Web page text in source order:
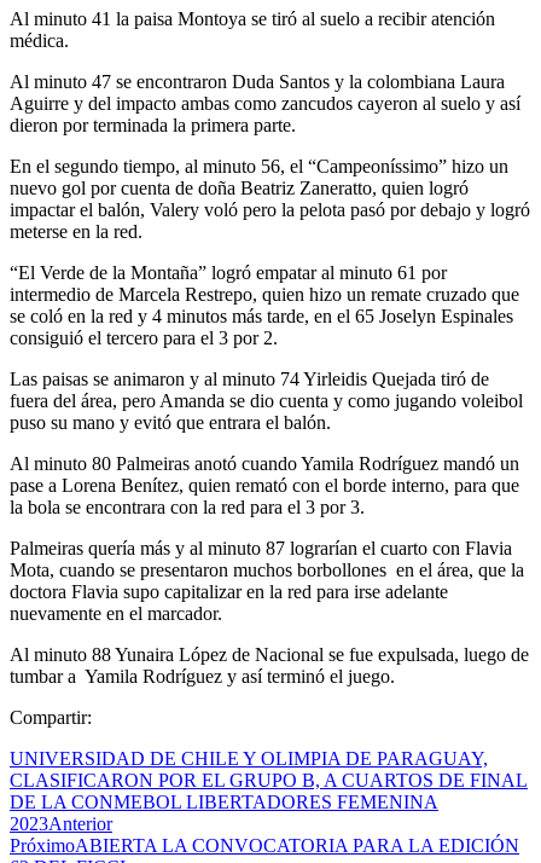
Al minuto 41 la paisa Montoya se tiró al suelo a recibir atención
médica.
Al minuto 47 se encontraron Duda Santos y la colombiana Laura
Aguirre y del impacto ambas como zancudos cayeron al suelo y así
dieron por terminada la primera parte.
En el segundo tiempo, al minuto 56, el “Campeoníssimo” hizo un
nuevo gol por cuenta de doña Beatriz Zaneratto, quien logró
impactar el balón, Valery voló pero la pelota pasó por debajo y logró
meterse en la red.
“El Verde de la Montaña” logró empatar al minuto 61 por
intermedio de Marcela Restrepo, quien hizo un remate cruzado que
se coló en la red y 4 minutos más tarde, en el 65 Joselyn Espinales
consiguió el tercero para el 3 por 2.
Las paisas se animaron y al minuto 74 Yirleidis Quejada tiró de
fuera del área, pero Amanda se dio cuenta y como jugando voleibol
puso su mano y evitó que entrara el balón.
Al minuto 80 Palmeiras anotó cuando Yamila Rodríguez mandó un
pase a Lorena Benítez, quien remató con el borde interno, para que
la bola se encontrara con la red para el 3 por 3.
Palmeiras quería más y al minuto 87 lograrían el cuarto con Flavia
Mota, cuando se presentaron muchos borbollones en el área, que la
doctora Flavia supo capitalizar en la red para irse adelante
nuevamente en el marcador.
Al minuto 88 Yunaira López de Nacional se fue expulsada, luego de
tumbar a Yamila Rodríguez y así terminó el juego.
Compartir:
UNIVERSIDAD DE CHILE Y OLIMPIA DE PARAGUAY,
CLASIFICARON POR EL GRUPO B, A CUARTOS DE FINAL
DE LA CONMEBOL LIBERTADORES FEMENINA
2023Anterior
PróximoABIERTA LA CONVOCATORIA PARA LA EDICIÓN